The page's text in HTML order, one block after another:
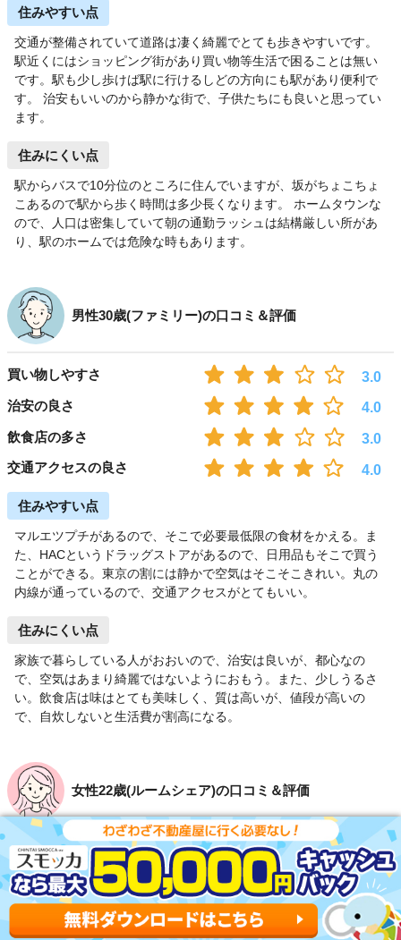
住みやすい点
交通が整備されていて道路は凄く綺麗でとても歩きやすいです。
駅近くにはショッピング街があり買い物等生活で困ることは無い
です。駅も少し歩けば駅に行けるしどの方向にも駅があり便利で
す。 治安もいいのから静かな街で、子供たちにも良いと思ってい
ます。
住みにくい点
駅からバスで10分位のところに住んでいますが、坂がちょこちょ
こあるので駅から歩く時間は多少長くなります。 ホームタウンな
ので、人口は密集していて朝の通勤ラッシュは結構厳しい所があ
り、駅のホームでは危険な時もあります。
男性30歳(ファミリー)の口コミ＆評価
買い物しやすさ
3.0
治安の良さ
4.0
飲食店の多さ
3.0
交通アクセスの良さ
4.0
住みやすい点
マルエツプチがあるので、そこで必要最低限の食材をかえる。ま
た、HACというドラッグストアがあるので、日用品もそこで買う
ことができる。東京の割には静かで空気はそこそこきれい。丸の
内線が通っているので、交通アクセスがとてもいい。
住みにくい点
家族で暮らしている人がおおいので、治安は良いが、都心なの
で、空気はあまり綺麗ではないようにおもう。また、少しうるさ
い。飲食店は味はとても美味しく、質は高いが、値段が高いの
で、自炊しないと生活費が割高になる。
女性22歳(ルームシェア)の口コミ＆評価
買い物しやすさ
4.0
治安の良さ
3.0
飲食店の多さ